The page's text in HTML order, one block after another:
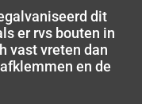
dit
er rvs bouten in
vast vreten dan
en de